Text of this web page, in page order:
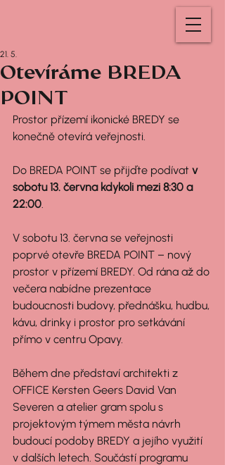
Otevíráme BREDA
POINT
21. 5.
Prostor přízemí ikonické BREDY se
konečně otevírá veřejnosti.
Do BREDA POINT se přijďte podívat v
sobotu 13. června kdykoli mezi 8:30 a
22:00.
V sobotu 13. června se veřejnosti
poprvé otevře BREDA POINT – nový
prostor v přízemí BREDY. Od rána až do
večera nabídne prezentace
budoucnosti budovy, přednášku, hudbu,
kávu, drinky i prostor pro setkávání
přímo v centru Opavy.
Během dne představí architekti z
OFFICE Kersten Geers David Van
Severen a atelier gram spolu s
projektovým týmem města návrh
budoucí podoby BREDY a jejího využití
v dalších letech. Součástí programu